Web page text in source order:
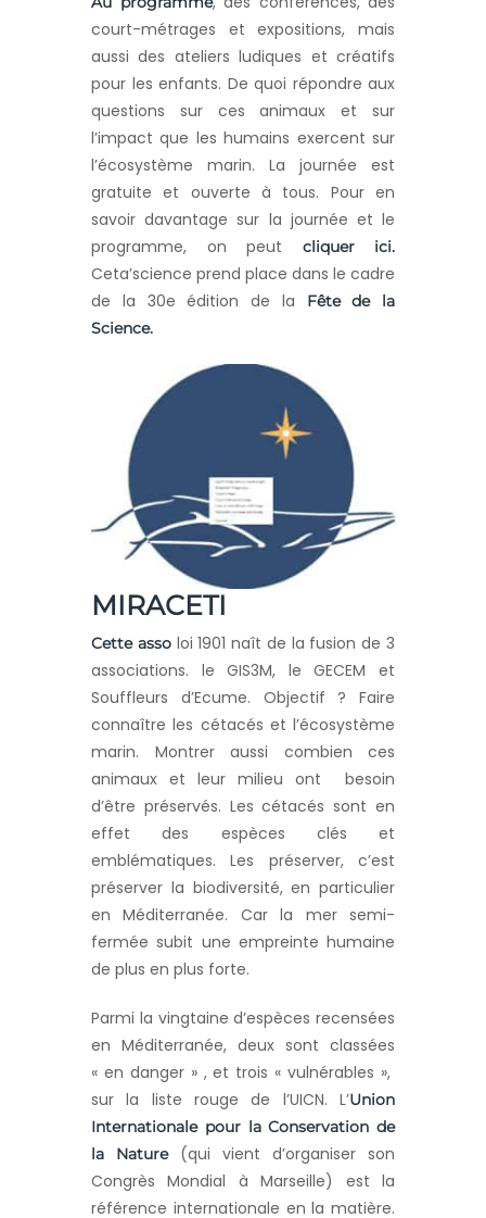
court-métrages et expositions, mais
aussi des ateliers ludiques et créatifs
pour les enfants. De quoi répondre aux
questions sur ces animaux et sur
l’impact que les humains exercent sur
l’écosystème marin. La journée est
gratuite et ouverte à tous. Pour en
savoir davantage sur la journée et le
programme, on peut cliquer ici.
Ceta’science prend place dans le cadre
de la 30e édition de la
Fête de la
Science.
MIRACETI
Cette assoloi 1901 naît de la fusion de 3
associations. le GIS3M, le GECEM et
Souffleurs d’Ecume. Objectif ? Faire
connaître les cétacés et l’écosystème
marin. Montrer aussi combien ces
animaux et leur milieu ont besoin
d’être préservés. Les cétacés sont en
effet des espèces clés et
emblématiques. Les préserver, c’est
préserver la biodiversité, en particulier
en Méditerranée. Car la mer semi-
fermée subit une empreinte humaine
de plus en plus forte.
Parmi la vingtaine d’espèces recensées
en Méditerranée, deux sont classées
« en danger » , et trois « vulnérables »,
sur la liste rouge de l’UICN. L’Union
Internationale pour la Conservation de
la Nature(qui vient d’organiser son
Congrès Mondial à Marseille) est la
référence internationale en la matière.